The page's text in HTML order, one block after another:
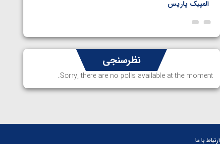
المپیک پاریس
نظرسنجی
Sorry, there are no polls available at the moment.
ارتباط با ما